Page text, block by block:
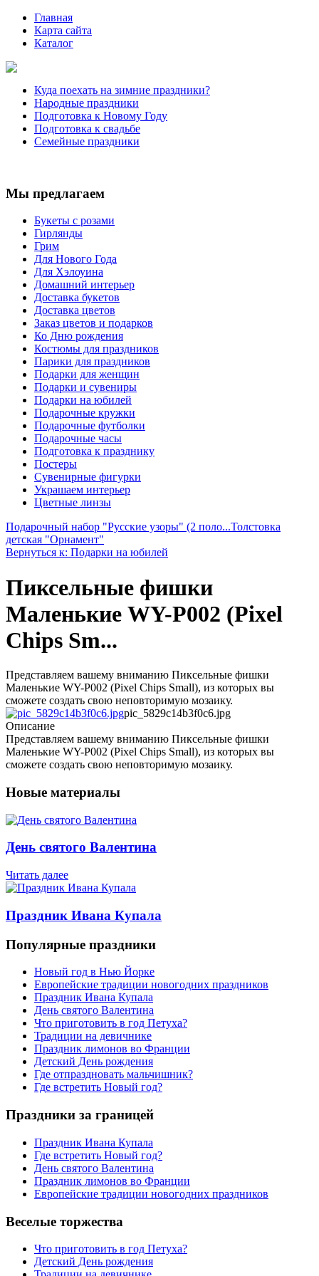
Главная
Карта сайта
Каталог
Куда поехать на зимние праздники?
Народные праздники
Подготовка к Новому Году
Подготовка к свадьбе
Семейные праздники
Мы предлагаем
Букеты с розами
Гирлянды
Грим
Для Нового Года
Для Хэлоуина
Домашний интерьер
Доставка букетов
Доставка цветов
Заказ цветов и подарков
Ко Дню рождения
Костюмы для праздников
Парики для праздников
Подарки для женщин
Подарки и сувениры
Подарки на юбилей
Подарочные кружки
Подарочные футболки
Подарочные часы
Подготовка к празднику
Постеры
Сувенирные фигурки
Украшаем интерьер
Цветные линзы
Подарочный набор "Русские узоры" (2 поло...Толстовка
детская "Орнамент"
Вернуться к: Подарки на юбилей
Пиксельные фишки
Маленькие WY-P002 (Pixel
Chips Sm...
Представляем вашему вниманию Пиксельные фишки
Маленькие WY-P002 (Pixel Chips Small), из которых вы
сможете создать свою неповторимую мозаику.
pic_5829c14b3f0c6.jpg
Описание
Представляем вашему вниманию Пиксельные фишки
Маленькие WY-P002 (Pixel Chips Small), из которых вы
сможете создать свою неповторимую мозаику.
Новые материалы
День святого Валентина
Читать далее
Праздник Ивана Купала
Популярные праздники
Новый год в Нью Йорке
Европейские традиции новогодних праздников
Праздник Ивана Купала
День святого Валентина
Что приготовить в год Петуха?
Традиции на девичнике
Праздник лимонов во Франции
Детский День рождения
Где отпраздновать мальчишник?
Где встретить Новый год?
Праздники за границей
Праздник Ивана Купала
Где встретить Новый год?
День святого Валентина
Праздник лимонов во Франции
Европейские традиции новогодних праздников
Веселые торжества
Что приготовить в год Петуха?
Детский День рождения